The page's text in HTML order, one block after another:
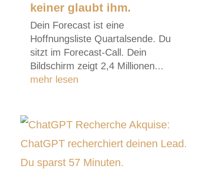
keiner glaubt ihm.
Dein Forecast ist eine
Hoffnungsliste Quartalsende. Du
sitzt im Forecast-Call. Dein
Bildschirm zeigt 2,4 Millionen...
mehr lesen